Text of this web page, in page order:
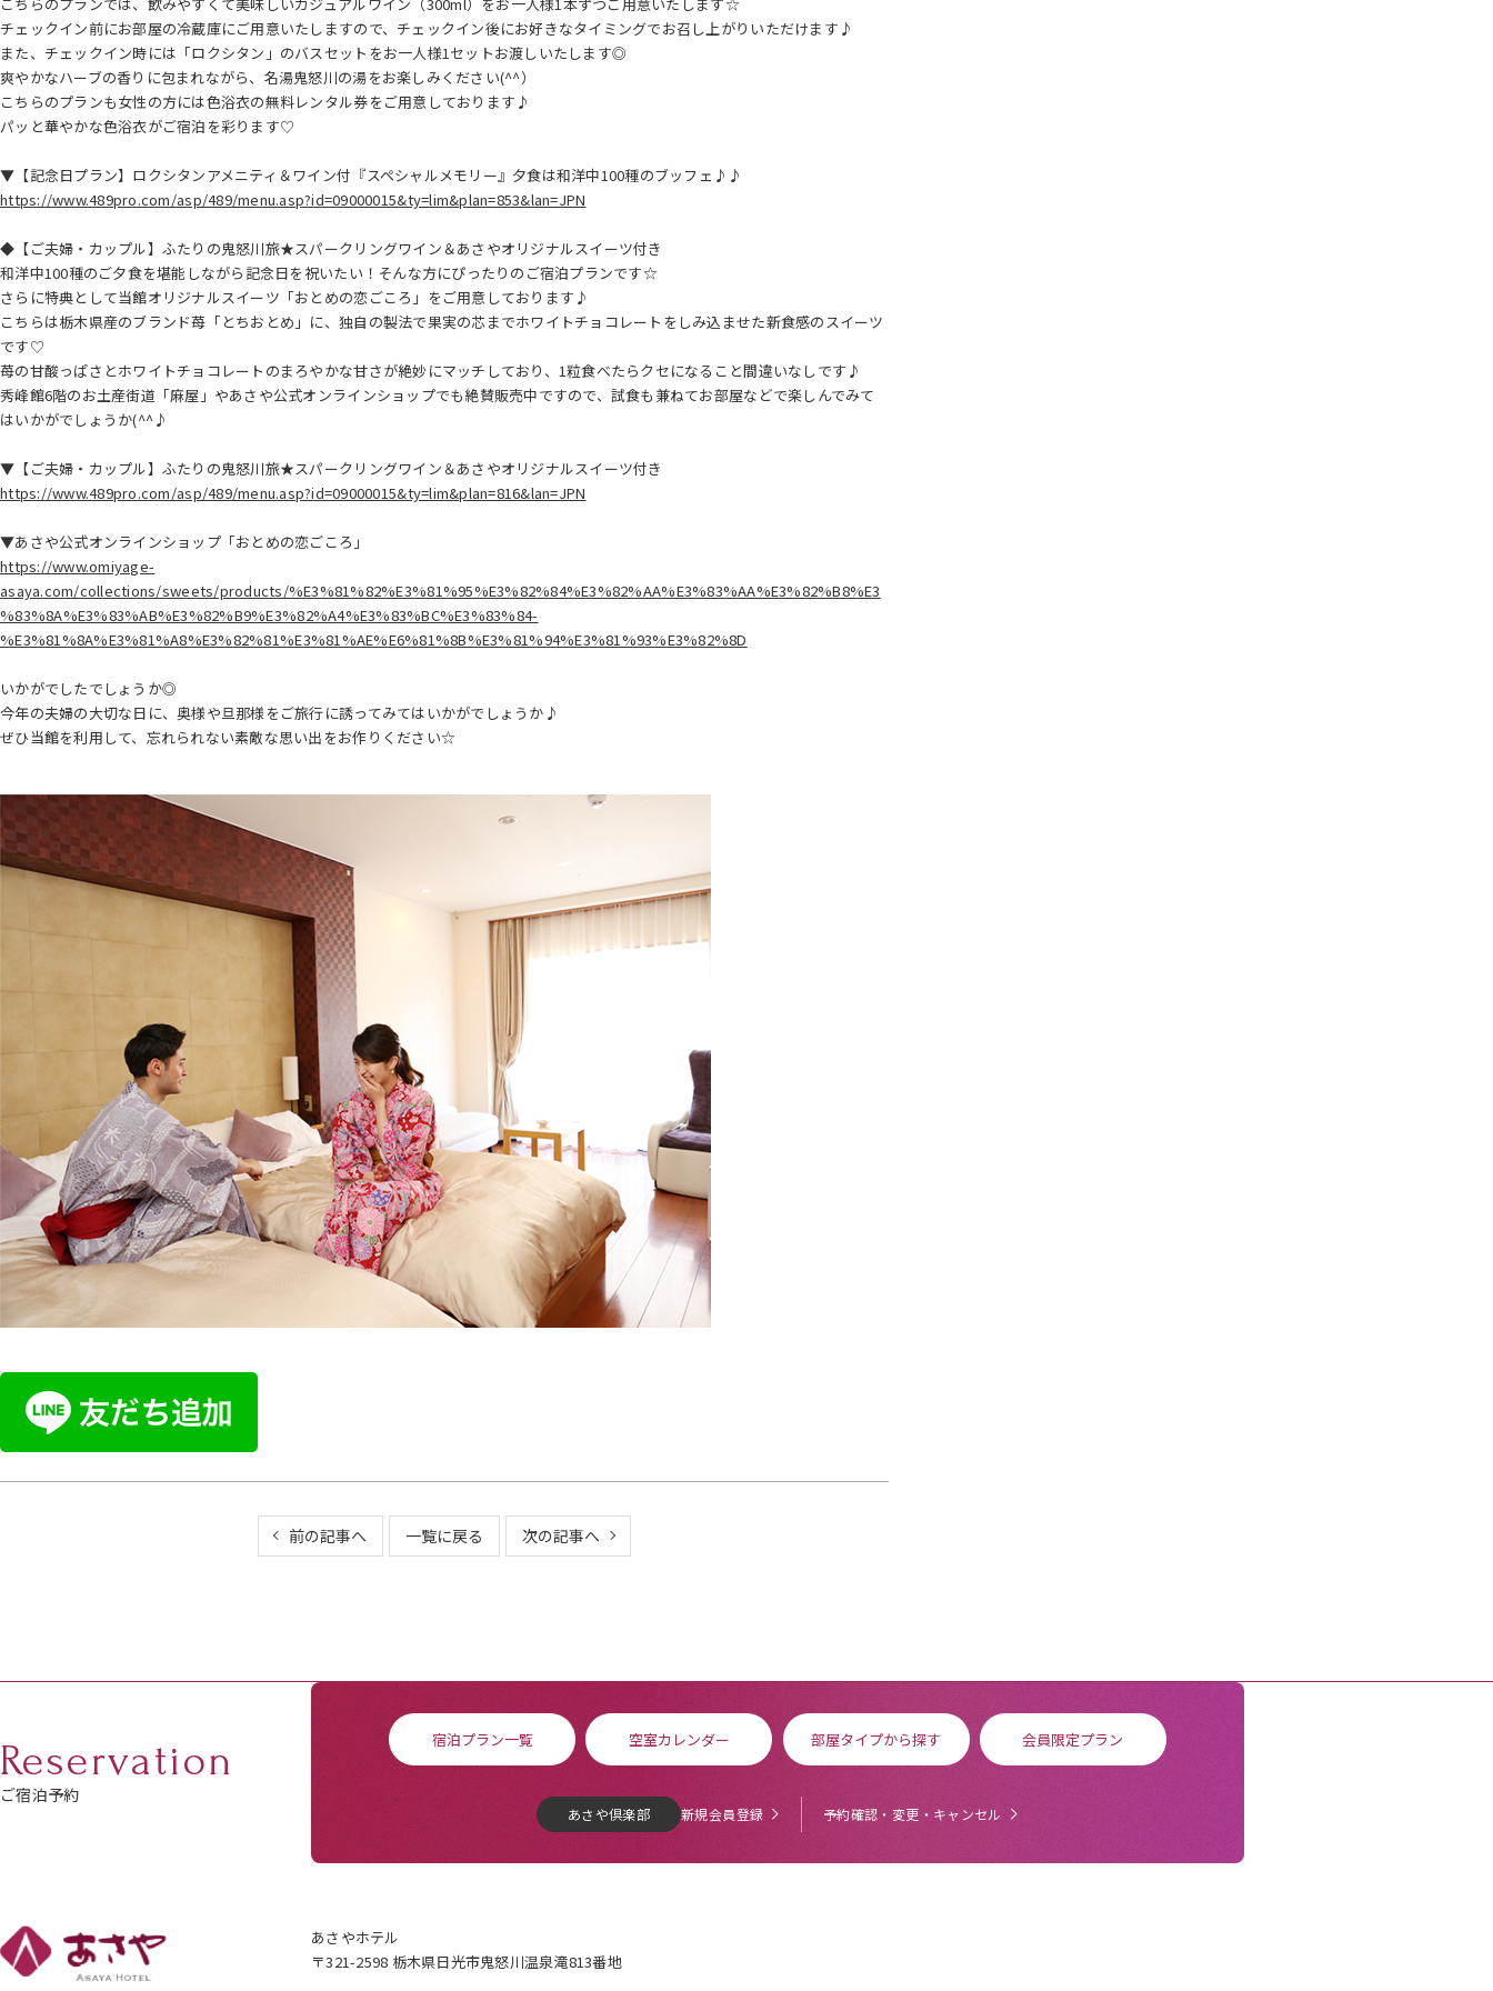
チェックイン前にお部屋の冷蔵庫にご用意いたしますので、チェックイン後にお好きなタイミングでお召し上がりいただけます♪
また、チェックイン時には「ロクシタン」のバスセットをお一人様1セットお渡しいたします◎
爽やかなハーブの香りに包まれながら、名湯鬼怒川の湯をお楽しみください(^^）
こちらのプランも女性の方には色浴衣の無料レンタル券をご用意しております♪
パッと華やかな色浴衣がご宿泊を彩ります♡
▼【記念日プラン】ロクシタンアメニティ＆ワイン付『スペシャルメモリー』夕食は和洋中100種のブッフェ♪♪
https://www.489pro.com/asp/489/menu.asp?id=09000015&ty=lim&plan=853&lan=JPN
◆【ご夫婦・カップル】ふたりの鬼怒川旅★スパークリングワイン＆あさやオリジナルスイーツ付き
和洋中100種のご夕食を堪能しながら記念日を祝いたい！そんな方にぴったりのご宿泊プランです☆
さらに特典として当館オリジナルスイーツ「おとめの恋ごころ」をご用意しております♪
こちらは栃木県産のブランド苺「とちおとめ」に、独自の製法で果実の芯までホワイトチョコレートをしみ込ませた新食感のスイーツ
です♡
苺の甘酸っぱさとホワイトチョコレートのまろやかな甘さが絶妙にマッチしており、1粒食べたらクセになること間違いなしです♪
秀峰館6階のお土産街道「麻屋」やあさや公式オンラインショップでも絶賛販売中ですので、試食も兼ねてお部屋などで楽しんでみて
はいかがでしょうか(^^♪
▼【ご夫婦・カップル】ふたりの鬼怒川旅★スパークリングワイン＆あさやオリジナルスイーツ付き
https://www.489pro.com/asp/489/menu.asp?id=09000015&ty=lim&plan=816&lan=JPN
▼あさや公式オンラインショップ「おとめの恋ごころ」
https://www.omiyage-
asaya.com/collections/sweets/products/%E3%81%82%E3%81%95%E3%82%84%E3%82%AA%E3%83%AA%E3%82%B8%E3
%83%8A%E3%83%AB%E3%82%B9%E3%82%A4%E3%83%BC%E3%83%84-
%E3%81%8A%E3%81%A8%E3%82%81%E3%81%AE%E6%81%8B%E3%81%94%E3%81%93%E3%82%8D
いかがでしたでしょうか◎
今年の夫婦の大切な日に、奥様や旦那様をご旅行に誘ってみてはいかがでしょうか♪
ぜひ当館を利用して、忘れられない素敵な思い出をお作りください☆
前の記事へ 一覧に戻る 次の記事へ
Reservation
ご宿泊予約
宿泊プラン一覧 空室カレンダー 部屋タイプから探す 会員限定プラン
あさや倶楽部 新規会員登録 予約確認・変更・キャンセル
あさやホテル
〒321-2598 栃木県日光市鬼怒川温泉滝813番地